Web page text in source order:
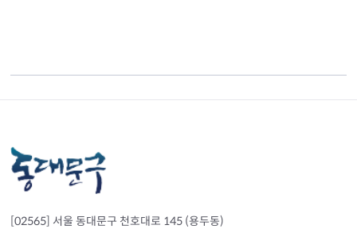
[02565] 서울 동대문구 천호대로 145 (용두동)